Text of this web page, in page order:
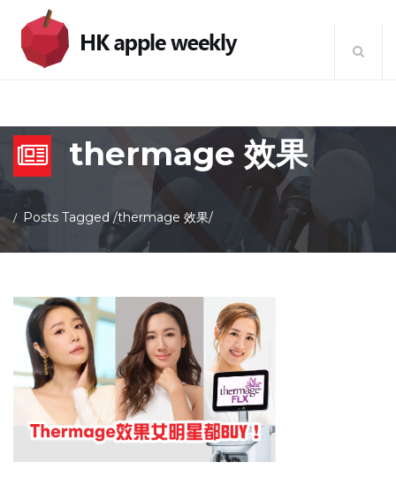
thermage 效果
Posts Tagged/thermage 效果/